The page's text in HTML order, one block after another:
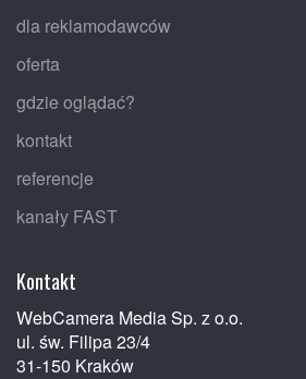
dla reklamodawców
oferta
gdzie oglądać?
kontakt
referencje
kanały FAST
Kontakt
WebCamera Media Sp. z o.o.
ul. św. Filipa 23/4
31-150 Kraków